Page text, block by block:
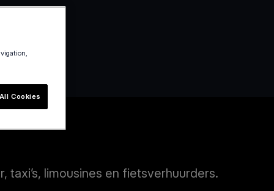
limousines en fietsverhuurders.
Cookies